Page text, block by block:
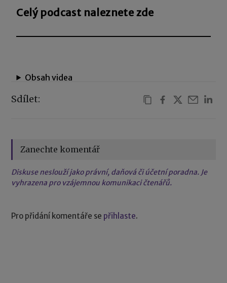
Celý podcast naleznete zde
Obsah videa
Sdílet:
Zanechte komentář
Diskuse neslouží jako právní, daňová či účetní poradna. Je
vyhrazena pro vzájemnou komunikaci čtenářů.
Pro přidání komentáře se přihlaste.